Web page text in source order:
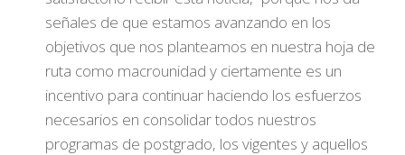
señales de que estamos avanzando en los
objetivos que nos planteamos en nuestra hoja de
ruta como macrounidad y ciertamente es un
incentivo para continuar haciendo los esfuerzos
necesarios en consolidar todos nuestros
programas de postgrado, los vigentes y aquellos